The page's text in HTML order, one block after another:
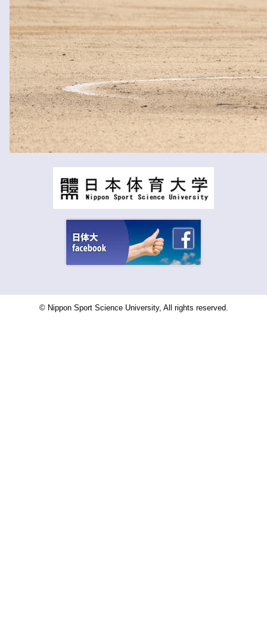
© Nippon Sport Science University, All rights reserved.